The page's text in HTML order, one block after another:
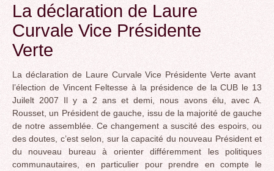
La déclaration de Laure
Curvale Vice Présidente
Verte
La déclaration de Laure Curvale Vice Présidente Verte avant
l’élection de Vincent Feltesse à la présidence de la CUB le 13
Juilelt 2007 Il y a 2 ans et demi, nous avons élu, avec A.
Rousset, un Président de gauche, issu de la majorité de gauche
de notre assemblée. Ce changement a suscité des espoirs, ou
des doutes, c’est selon, sur la capacité du nouveau Président et
du nouveau bureau à orienter différemment les politiques
communautaires, en particulier pour prendre en compte le